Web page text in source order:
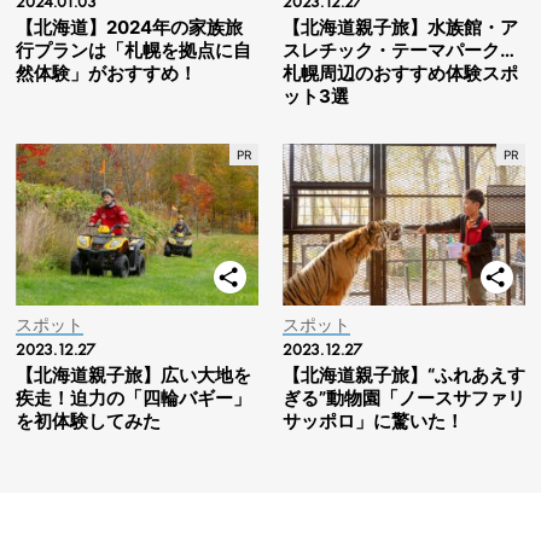
【北海道】2024年の家族旅
行プランは「札幌を拠点に自
然体験」がおすすめ！
【北海道親子旅】水族館・ア
スレチック・テーマパーク…
札幌周辺のおすすめ体験スポ
ット3選
スポット
2023.12.27
【北海道親子旅】広い大地を
疾走！迫力の「四輪バギー」
を初体験してみた
スポット
2023.12.27
【北海道親子旅】“ふれあえす
ぎる”動物園「ノースサファリ
サッポロ」に驚いた！